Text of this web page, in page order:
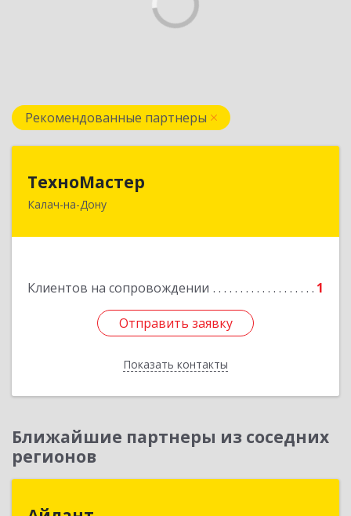
Рекомендованные партнеры
ТехноМастер
Калач-на-Дону
Клиентов на сопровождении 1
Отправить заявку
Показать контакты
404503, Волгоградская обл, Калач-на-Дону г,
Отправить заявку
Назад
Ближайшие партнеры из соседних
регионов